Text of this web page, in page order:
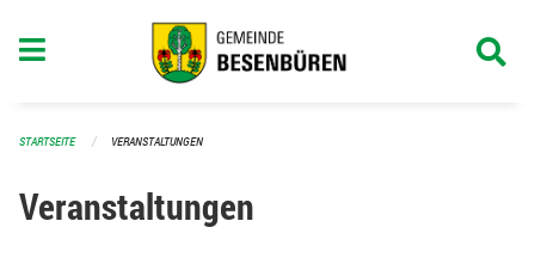
STARTSEITE VERANSTALTUNGEN
Veranstaltungen